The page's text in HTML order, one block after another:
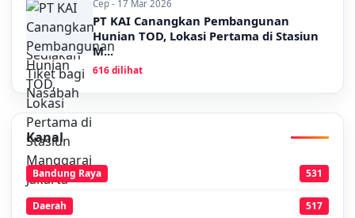
Cep - 17 Mar 2026
PT KAI Canangkan Pembangunan
Hunian TOD, Lokasi Pertama di Stasiun
M...
616 dilihat
Kanal
Bandung Raya 531
Daerah 517